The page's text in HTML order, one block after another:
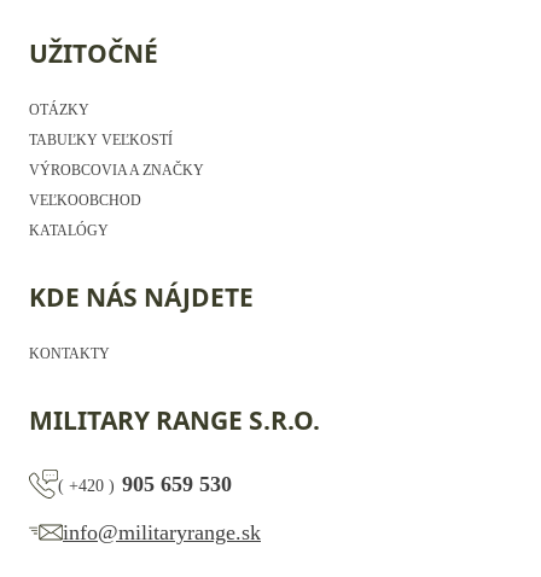
UŽITOČNÉ
OTÁZKY
TABUĽKY VEĽKOSTÍ
VÝROBCOVIA A ZNAČKY
VEĽKOOBCHOD
KATALÓGY
KDE NÁS NÁJDETE
KONTAKTY
MILITARY RANGE S.R.O.
( +420 ) 905 659 530
info@militaryrange.sk